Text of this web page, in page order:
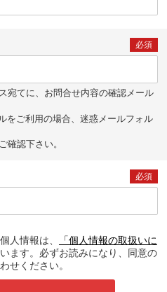
必須
宛てに、お問合せ内容の確認メール
をご利用の場合、迷惑メールフォル
確認下さい。
必須
人情報は、
「個人情報の取扱いに
ます。必ずお読みになり、同意の
せください。